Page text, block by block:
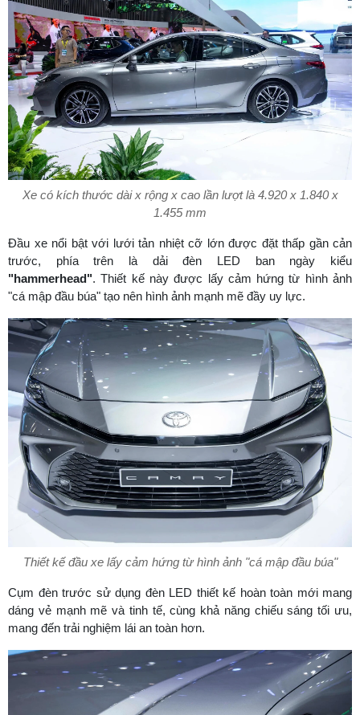
Xe có kích thước dài x rộng x cao lần lượt là 4.920 x 1.840 x
1.455 mm
Đầu xe nổi bật với lưới tản nhiệt cỡ lớn được đặt thấp gần cản
trước, phía trên là dải đèn LED ban ngày kiểu
"hammerhead". Thiết kế này được lấy cảm hứng từ hình ảnh
"cá mập đầu búa" tạo nên hình ảnh mạnh mẽ đầy uy lực.
Thiết kế đầu xe lấy cảm hứng từ hình ảnh "cá mập đầu búa"
Cụm đèn trước sử dụng đèn LED thiết kế hoàn toàn mới mang
dáng vẻ mạnh mẽ và tinh tế, cùng khả năng chiếu sáng tối ưu,
mang đến trải nghiệm lái an toàn hơn.